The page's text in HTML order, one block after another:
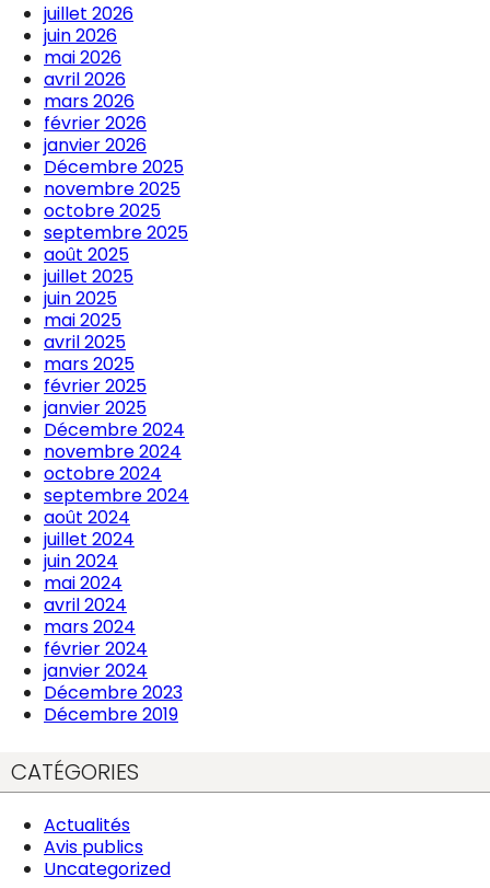
juillet 2026
juin 2026
mai 2026
avril 2026
mars 2026
février 2026
janvier 2026
Décembre 2025
novembre 2025
octobre 2025
septembre 2025
août 2025
juillet 2025
juin 2025
mai 2025
avril 2025
mars 2025
février 2025
janvier 2025
Décembre 2024
novembre 2024
octobre 2024
septembre 2024
août 2024
juillet 2024
juin 2024
mai 2024
avril 2024
mars 2024
février 2024
janvier 2024
Décembre 2023
Décembre 2019
CATÉGORIES
Actualités
Avis publics
Uncategorized